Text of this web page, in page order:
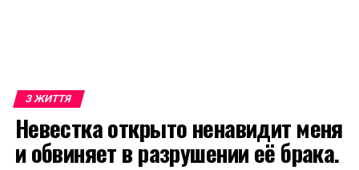
З ЖИТТЯ
Невестка открыто ненавидит меня
и обвиняет в разрушении её брака.